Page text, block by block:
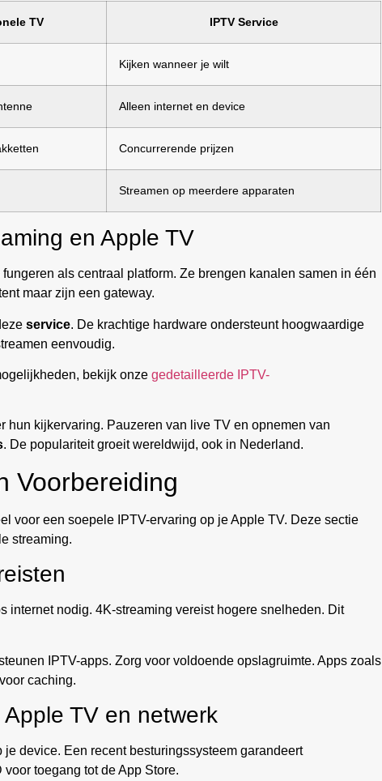
TV IPTV Service
Kijken wanneer je wilt
Alleen internet en device
Concurrerende prijzen
Streamen op meerdere apparaten
en Apple TV
fungeren als centraal platform. Ze brengen kanalen samen in één
maar zijn een gateway.
service. De krachtige hardware ondersteunt hoogwaardige
eenvoudig.
bekijk onze gedetailleerde IPTV-
hun kijkervaring. Pauzeren van live TV en opnemen van
. De populariteit groeit wereldwijd, ook in Nederland.
Voorbereiding
voor een soepele IPTV-ervaring op je Apple TV. Deze sectie
streaming.
internet nodig. 4K-streaming vereist hogere snelheden. Dit
IPTV-apps. Zorg voor voldoende opslagruimte. Apps zoals
caching.
TV en netwerk
device. Een recent besturingssysteem garandeert
toegang tot de App Store.